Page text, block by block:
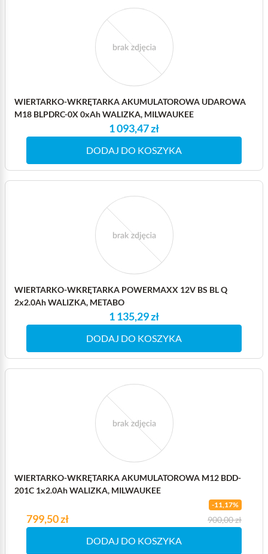
WIERTARKO-WKRĘTARKA AKUMULATOROWA UDAROWA
M18 BLPDRC-0X 0xAh WALIZKA, MILWAUKEE
1 093,47 zł
DODAJ DO KOSZYKA
WIERTARKO-WKRĘTARKA POWERMAXX 12V BS BL Q
2x2.0Ah WALIZKA, METABO
1 135,29 zł
DODAJ DO KOSZYKA
WIERTARKO-WKRĘTARKA AKUMULATOROWA M12 BDD-
201C 1x2.0Ah WALIZKA, MILWAUKEE
-11,17%
Cena
799,50 zł
Cena podstawowa 900,00 zł
DODAJ DO KOSZYKA